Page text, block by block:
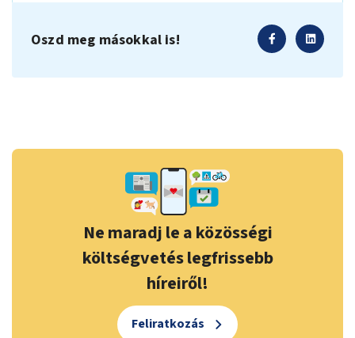
Oszd meg másokkal is!
Ne maradj le a közösségi
költségvetés legfrissebb
híreiről!
Feliratkozás